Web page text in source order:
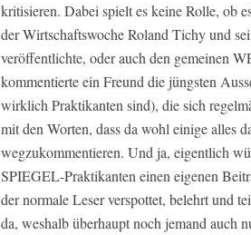
kritisieren. Dabei spielt es keine Rolle, ob
der Wirtschaftswoche Roland Tichy und
veröffentlichte, oder auch den gemeinen
kommentierte ein Freund die jüngsten
wirklich Praktikanten sind), die sich
mit den Worten, dass da wohl einige alles
wegzukommentieren. Und ja, eigentlich
SPIEGEL-Praktikanten einen eigenen
der normale Leser verspottet, belehrt und
da, weshalb überhaupt noch jemand auch